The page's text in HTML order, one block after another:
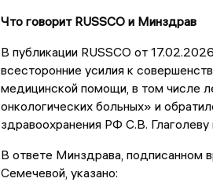
Что говорит RUSSCO и Минздрав
В публикации RUSSCO от
всесторонние усилия к
медицинской помощи, в том числе
онкологических больных» и
здравоохранения РФ С.В.
В ответе Минздрава, подписанном
Семечевой, указано: